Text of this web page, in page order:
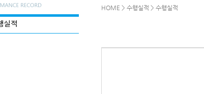
HOME > 수행실적 > 수행실적